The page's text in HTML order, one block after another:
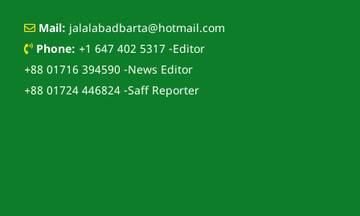
Mail: jalalabadbarta@hotmail.com
Phone: +1 647 402 5317 -Editor
+88 01716 394590 -News Editor
+88 01724 446824 -Saff Reporter